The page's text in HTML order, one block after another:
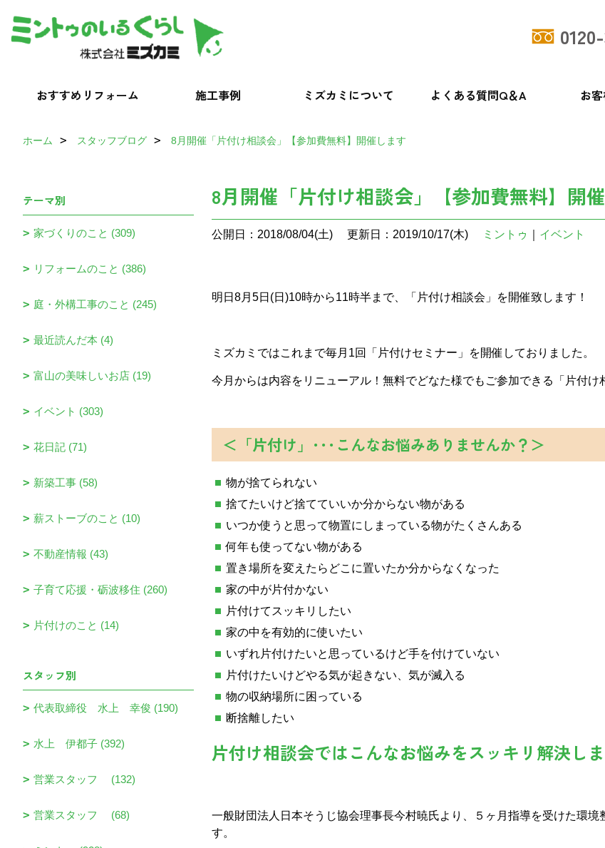
おすすめリフォーム 施工事例 ミズカミについて よくある質問Q＆A お
ホーム スタッフブログ 8月開催「片付け相談会」【参加費無料】開催します
8月開催「片付け相談会」【参加費無料】開
公開日：2018/08/04(土) 更新日：2019/10/17(木) ミントゥ イベント
明日8月5日(日)10時から11時半まで、「片付け相談会」を開催致します！
ミズカミではこれまで毎月1回「片付けセミナー」を開催しておりました。
今月からは内容をリニューアル！無料でどなた様でもご参加できる「片付け
＜「片付け」･･･こんなお悩みありませんか？＞
物が捨てられない
捨てたいけど捨てていいか分からない物がある
いつか使うと思って物置にしまっている物がたくさんある
何年も使ってない物がある
置き場所を変えたらどこに置いたか分からなくなった
家の中が片付かない
片付けてスッキリしたい
家の中を有効的に使いたい
いずれ片付けたいと思っているけど手を付けていない
片付けたいけどやる気が起きない、気が滅入る
物の収納場所に困っている
断捨離したい
片付け相談会ではこんなお悩みをスッキリ解決しま
一般財団法人日本そうじ協会理事長今村暁氏より、５ヶ月指導を受けた環
す。
テーマ別
家づくりのこと (309)
リフォームのこと (386)
庭・外構工事のこと (245)
最近読んだ本 (4)
富山の美味しいお店 (19)
イベント (303)
花日記 (71)
新築工事 (58)
薪ストーブのこと (10)
不動産情報 (43)
子育て応援・砺波移住 (260)
片付けのこと (14)
スタッフ別
代表取締役 水上 幸俊 (190)
水上 伊都子 (392)
営業スタッフ (132)
営業スタッフ (68)